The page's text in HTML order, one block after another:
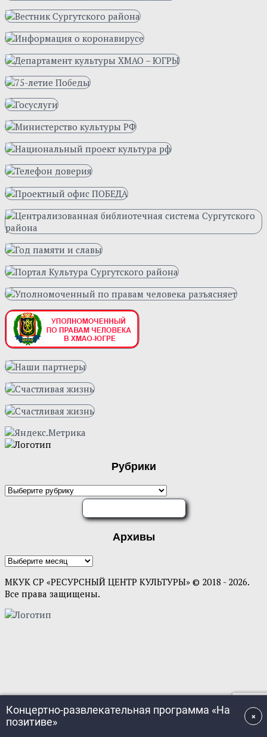
Рубрики
Архивы
МКУК СР «РЕСУРСНЫЙ ЦЕНТР КУЛЬТУРЫ» © 2018 - 2026.
Все права защищены.